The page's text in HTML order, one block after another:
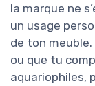
la marque ne
un usage
de ton
ou que tu
aquariophiles,